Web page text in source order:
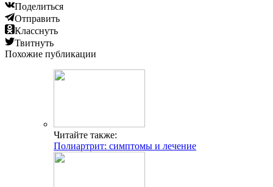
Поделиться
Отправить
Класснуть
Твитнуть
Похожие публикации
Читайте также:
Полиартрит: симптомы и лечение